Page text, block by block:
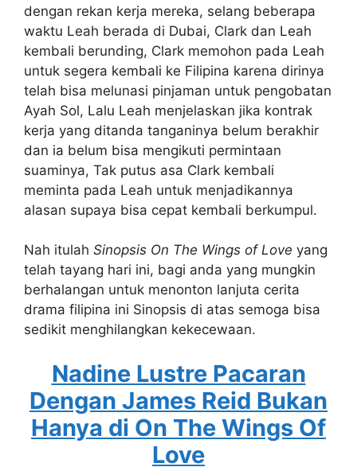
dengan rekan kerja mereka, selang beberapa
waktu Leah berada di Dubai, Clark dan Leah
kembali berunding, Clark memohon pada Leah
untuk segera kembali ke Filipina karena dirinya
telah bisa melunasi pinjaman untuk pengobatan
Ayah Sol, Lalu Leah menjelaskan jika kontrak
kerja yang ditanda tanganinya belum berakhir
dan ia belum bisa mengikuti permintaan
suaminya, Tak putus asa Clark kembali
meminta pada Leah untuk menjadikannya
alasan supaya bisa cepat kembali berkumpul.
Nah itulah Sinopsis On The Wings of Love yang
telah tayang hari ini, bagi anda yang mungkin
berhalangan untuk menonton lanjuta cerita
drama filipina ini Sinopsis di atas semoga bisa
sedikit menghilangkan kekecewaan.
Nadine Lustre Pacaran
Dengan James Reid Bukan
Hanya di On The Wings Of
Love